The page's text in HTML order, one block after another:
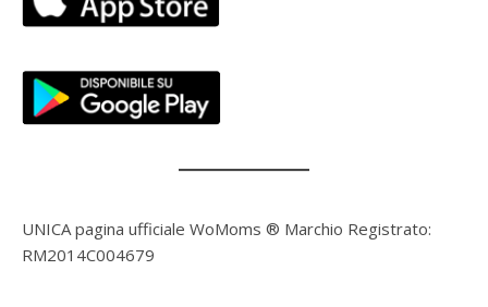
UNICA pagina ufficiale WoMoms ® Marchio Registrato:
RM2014C004679